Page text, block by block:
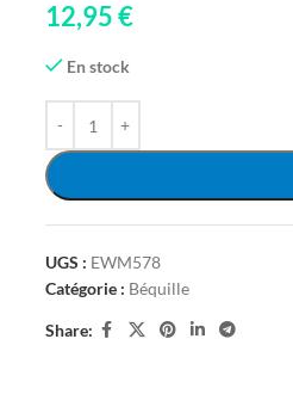
12,95€
En stock
UGS : EWM578
Catégorie : Béquille
Share: